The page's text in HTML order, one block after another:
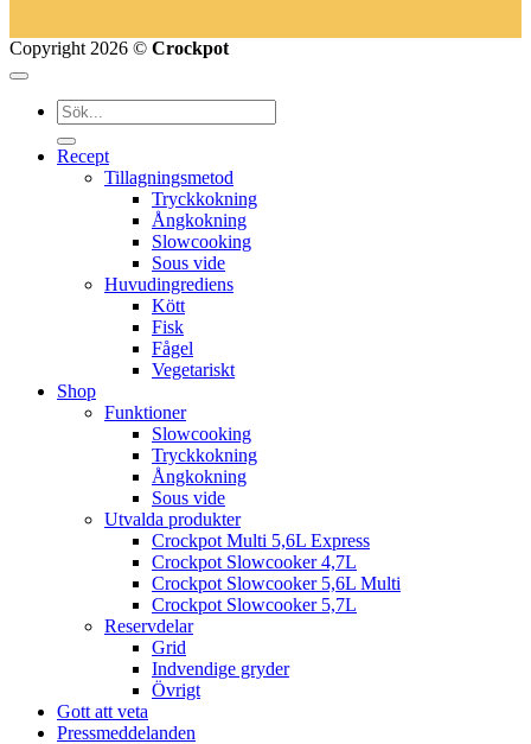
Copyright 2026 © Crockpot
Recept
Tillagningsmetod
Tryckkokning
Ångkokning
Slowcooking
Sous vide
Huvudingrediens
Kött
Fisk
Fågel
Vegetariskt
Shop
Funktioner
Slowcooking
Tryckkokning
Ångkokning
Sous vide
Utvalda produkter
Crockpot Multi 5,6L Express
Crockpot Slowcooker 4,7L
Crockpot Slowcooker 5,6L Multi
Crockpot Slowcooker 5,7L
Reservdelar
Grid
Indvendige gryder
Övrigt
Gott att veta
Pressmeddelanden